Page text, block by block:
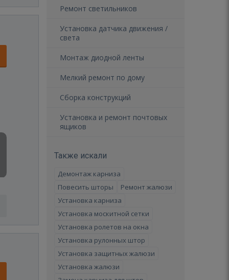
Ремонт светильников
Установка датчика движения /
света
Монтаж диодной ленты
Мелкий ремонт по дому
Сборка конструкций
Установка и ремонт почтовых
ящиков
Также искали
Демонтаж карниза
Повесить шторы
Ремонт жалюзи
Установка карниза
Установка москитной сетки
Установка ролетов на окна
Установка рулонных штор
Установка защитных жалюзи
Установка жалюзи